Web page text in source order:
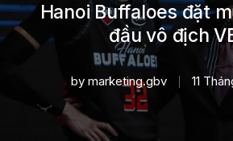
Hanoi Buffaloes đặt
đầu vô địch
by marketing.gbv 11